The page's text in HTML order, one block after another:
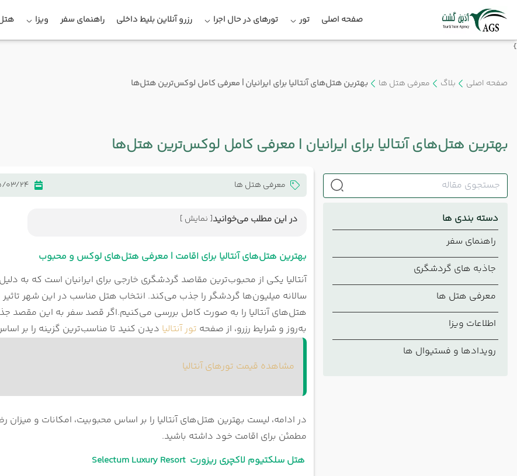
صفحه اصلی تور تورهای در حال اجرا رزرو آنلاین بلیط داخلی راهنمای سفر ویزا
}
صفحه اصلی بلاگ معرفی هتل ها بهترین هتل‌های آنتالیا برای ایرانیان | معرفی کامل لوکس‌ترین هتل‌ها
بهترین هتل‌های آنتالیا برای ایرانیان | معرفی کامل لوکس‌ترین هتل‌ها
دسته بندی ها
راهنمای سفر
جاذبه های گردشگری
معرفی هتل ها
اطلاعات ویزا
رویدادها و فستیوال ها
معرفی هتل ها 03/24
در این مطلب می‌خوانید[ نمایش ]
محبوب
هتل سلکتیوم فامیلی ریزورت Selectum Family Resort Belek
هتل باروت لارا کالکشن Barut Lara Collection
هتل لیماک لارا دلوکس اند ریزورت Limak Lara De Luxe Hotel &
Resort
Hotel
هتل رکسوس پریمیوم بلک Rixos Premium Belek
Resort
بهترین هتل‌های آنتالیا برای اقامت | معرفی هتل‌های لوکس و محبوب
سالانه میلیون‌ها گردشگر را جذب می‌کند. انتخاب هتل مناسب در این شهر
هتل‌های آنتالیا را به صورت کامل بررسی می‌کنیم.اگر قصد سفر به این مقصد
به‌روز و شرایط رزرو، از صفحه تور آنتالیا دیدن کنید تا مناسب‌ترین گزینه را بر
مشاهده قیمت تورهای آنتالیا
در ادامه، لیست بهترین هتل‌های آنتالیا را بر اساس محبوبیت، امکانات و میزان
مطمئن برای اقامت خود داشته باشید.
هتل سلکتیوم لاکچری ریزورت Selectum Luxury Resort